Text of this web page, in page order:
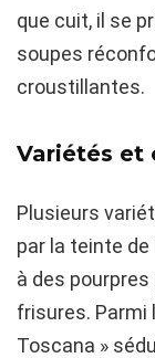
que cuit, il se
soupes
croustillantes.
Variétés et
Plusieurs
par la teinte
à des
frisures. Parmi
Toscana »